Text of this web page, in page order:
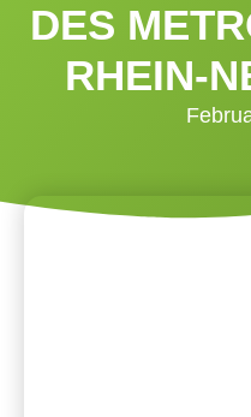
DES
RHEIN-